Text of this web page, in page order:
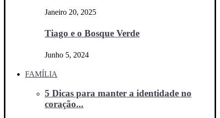
Janeiro 20, 2025
Tiago e o Bosque Verde
Junho 5, 2024
FAMÍLIA
5 Dicas para manter a identidade no
coração...